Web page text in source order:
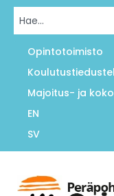
Opintotoimisto
Majoitus- ja
EN
SV